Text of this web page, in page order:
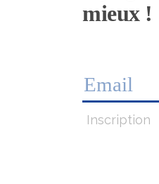
mieux !
Inscription